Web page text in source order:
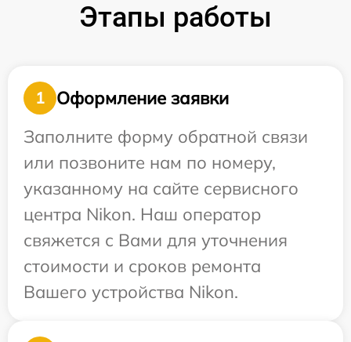
Этапы работы
1
Оформление заявки
Заполните форму обратной связи
или позвоните нам по номеру,
указанному на сайте сервисного
центра Nikon. Наш оператор
свяжется с Вами для уточнения
стоимости и сроков ремонта
Вашего устройства Nikon.